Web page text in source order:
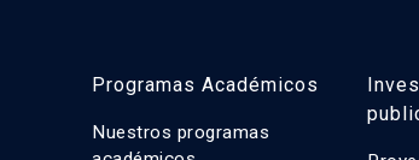
Programas Académicos
Nuestros programas